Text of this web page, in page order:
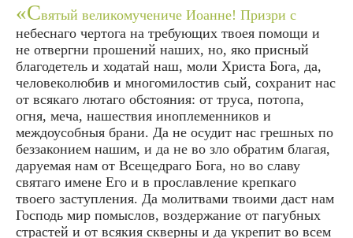
«Святый великомучениче Иоанне! Призри с
небеснаго чертога на требующих твоея помощи и
не отвергни прошений наших, но, яко присный
благодетель и ходатай наш, моли Христа Бога, да,
человеколюбив и многомилостив сый, сохранит нас
от всякаго лютаго обстояния: от труса, потопа,
огня, меча, нашествия иноплеменников и
междоусобныя брани. Да не осудит нас грешных по
беззаконием нашим, и да не во зло обратим благая,
даруемая нам от Всещедраго Бога, но во славу
святаго имене Его и в прославление крепкаго
твоего заступления. Да молитвами твоими даст нам
Господь мир помыслов, воздержание от пагубных
страстей и от всякия скверны и да укрепит во всем